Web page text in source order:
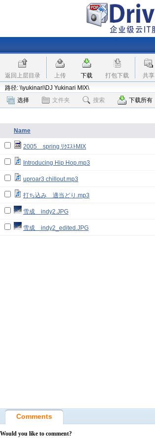
返回上层目录 上传 下载 打包下载 共享
路径: \\yukinari\DJ Yukinari MIX\
选择
文件夹 搜索 下载所有
Name
2005 spring ﾘｸｴｽﾄMIX
Introducing Hip Hop.mp3
uproar3 chillout.mp3
打ち込み 適当どり.mp3
雪成 indy2.JPG
雪成 indy2_edited.JPG
Comments
Would you like to comment?